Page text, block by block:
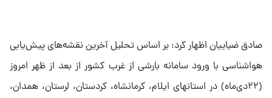
صادق ضیاییان اظهار کرد: بر اساس تحلیل آخرین نقشه‌های پیش‌یابی
هواشناسی با ورود سامانه بارشی از غرب کشور از بعد از ظهر امروز
(۲۲دی‌ماه) در استانهای ایلام، کرمانشاه، کردستان، لرستان، همدان،